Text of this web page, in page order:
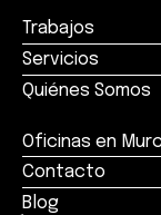
Trabajos
Servicios
Quiénes Somos
Oficinas en
Contacto
Blog